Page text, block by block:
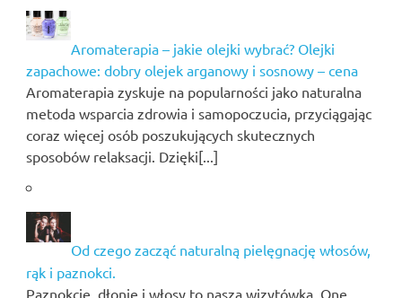
Aromaterapia – jakie olejki wybrać? Olejki
zapachowe: dobry olejek arganowy i sosnowy – cena
Aromaterapia zyskuje na popularności jako naturalna
metoda wsparcia zdrowia i samopoczucia, przyciągając
coraz więcej osób poszukujących skutecznych
sposobów relaksacji. Dzięki[...]
Od czego zacząć naturalną pielęgnację włosów,
rąk i paznokci.
Paznokcie, dłonie i włosy to nasza wizytówka. One